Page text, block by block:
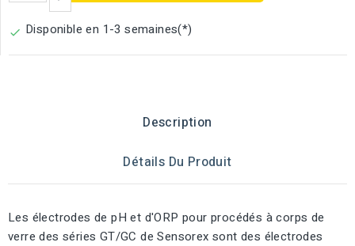
 Disponible en 1-3 semaines(*)
Description
Détails Du Produit
Les électrodes de pH et d'ORP pour procédés à corps de
verre des séries GT/GC de Sensorex sont des électrodes